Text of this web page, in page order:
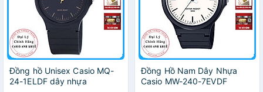
Đồng hồ Unisex Casio MQ-
24-1ELDF dây nhựa
Đồng Hồ Nam Dây Nhựa
Casio MW-240-7EVDF